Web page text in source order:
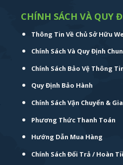
CHÍNH SÁCH VÀ QUY
Thông Tin Về Chủ Sở Hữu
Chính Sách Và Quy Định
Chính Sách Bảo Vệ Thông
Quy Định Bảo Hành
Chính Sách Vận Chuyển &
Phương Thức Thanh Toán
Hướng Dẫn Mua Hàng
Chính Sách Đổi Trả / Hoàn